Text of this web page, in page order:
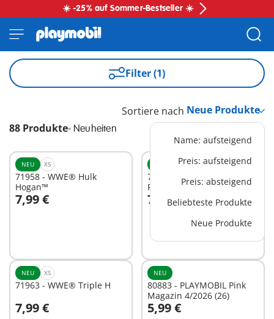
☀️ -25% auf Sommer-Bestseller ☀️
Filter (1)
88 Produkte- Neuheiten
Sortiere nach
Name: aufsteigend
Preis: aufsteigend
Preis: absteigend
Beliebteste Produkte
Neue Produkte
NEU XS
71958 - WWE® Hulk
Hogan™
7,99 €
In den Warenkorb
XS
71961 - WWE® Cody
Rhodes
7,99 €In den Warenkorb
NEU XS
71963 - WWE® Triple H
7,99 €
In den Warenkorb
NEU
80883 - PLAYMOBIL Pink
Magazin 4/2026 (26)
5,99 €
In den Warenkorb